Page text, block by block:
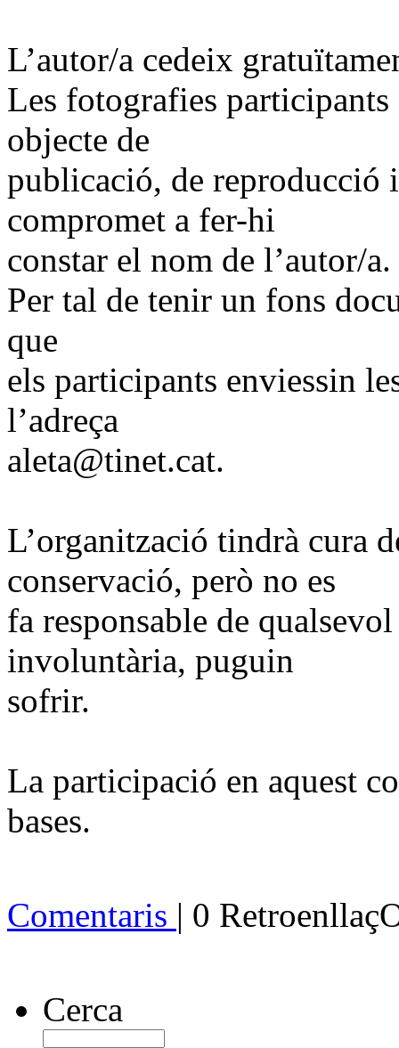
L’autor/a cedeix
Les fotografies
objecte de
publicació, de reproducció
compromet a fer-hi
constar el nom de l’autor/a.
Per tal de tenir un fons
que
els participants enviessin
l’adreça
aleta@tinet.cat.
L’organització tindrà cura
conservació, però no es
fa responsable de
involuntària, puguin
sofrir.
La participació en aquest
bases.
Comentaris | 0
Cerca